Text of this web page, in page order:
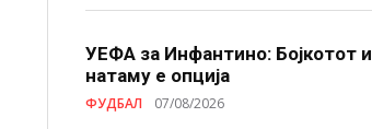
УЕФА за Инфантино: Бојкотот и
натаму е опција
ФУДБАЛ 07/08/2026